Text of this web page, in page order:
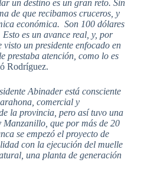
un destino es un gran reto. Sin
de que recibamos cruceros, y
económica. Son 100 dólares
es un avance real, y, por
un presidente enfocado en
prestaba atención, como lo es
Rodríguez.
Abinader está consciente
comercial y
la provincia, pero así tuvo una
que por más de 20
se empezó el proyecto de
con la ejecución del muelle
una planta de generación